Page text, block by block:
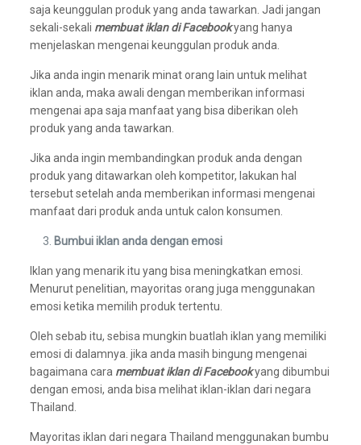
saja keunggulan produk yang anda tawarkan. Jadi jangan
sekali-sekali membuat iklan di Facebookyang hanya
menjelaskan mengenai keunggulan produk anda.
Jika anda ingin menarik minat orang lain untuk melihat
iklan anda, maka awali dengan memberikan informasi
mengenai apa saja manfaat yang bisa diberikan oleh
produk yang anda tawarkan.
Jika anda ingin membandingkan produk anda dengan
produk yang ditawarkan oleh kompetitor, lakukan hal
tersebut setelah anda memberikan informasi mengenai
manfaat dari produk anda untuk calon konsumen.
Bumbui iklan anda dengan emosi
Iklan yang menarik itu yang bisa meningkatkan emosi.
Menurut penelitian, mayoritas orang juga menggunakan
emosi ketika memilih produk tertentu.
Oleh sebab itu, sebisa mungkin buatlah iklan yang memiliki
emosi di dalamnya. jika anda masih bingung mengenai
bagaimana cara membuat iklan di Facebookyang dibumbui
dengan emosi, anda bisa melihat iklan-iklan dari negara
Thailand.
Mayoritas iklan dari negara Thailand menggunakan bumbu